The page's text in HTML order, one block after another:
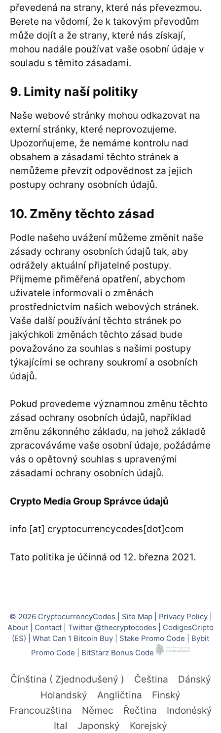
převedená na strany, které nás převezmou.
Berete na vědomí, že k takovým převodům
může dojít a že strany, které nás získají,
mohou nadále používat vaše osobní údaje v
souladu s těmito zásadami.
9. Limity naší politiky
Naše webové stránky mohou odkazovat na
externí stránky, které neprovozujeme.
Upozorňujeme, že nemáme kontrolu nad
obsahem a zásadami těchto stránek a
nemůžeme převzít odpovědnost za jejich
postupy ochrany osobních údajů.
10. Změny těchto zásad
Podle našeho uvážení můžeme změnit naše
zásady ochrany osobních údajů tak, aby
odrážely aktuální přijatelné postupy.
Přijmeme přiměřená opatření, abychom
uživatele informovali o změnách
prostřednictvím našich webových stránek.
Vaše další používání těchto stránek po
jakýchkoli změnách těchto zásad bude
považováno za souhlas s našimi postupy
týkajícími se ochrany soukromí a osobních
údajů.
Pokud provedeme významnou změnu těchto
zásad ochrany osobních údajů, například
změnu zákonného základu, na jehož základě
zpracováváme vaše osobní údaje, požádáme
vás o opětovný souhlas s upravenými
zásadami ochrany osobních údajů.
Crypto Media Group Správce údajů
info [at] cryptocurrencycodes[dot]com
Tato politika je účinná od 12. března 2021.
© 2026 CryptocurrencyCodes Site Map| Privacy Policy|
About
Contact Twitter @thecryptocodes
CodigosCripto
(ES)
What Can 1 Bitcoin Buy Stake Promo Code
Bybit
Promo Code
BitStarz Bonus Code
Čínština ( Zjednodušený ) Čeština
Dánský
Holandský
Angličtina
Finský
Francouzština
Němec Řečtina
Indonéský
Ital
Japonský Korejský